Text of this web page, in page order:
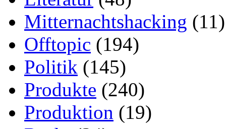
Mitternachtshacking (11)
Offtopic (194)
Politik (145)
Produkte (240)
Produktion (19)